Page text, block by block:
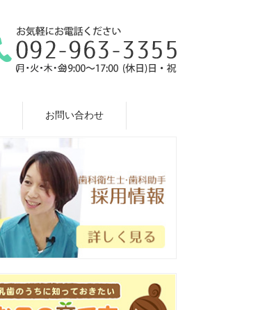
お問い合わせ